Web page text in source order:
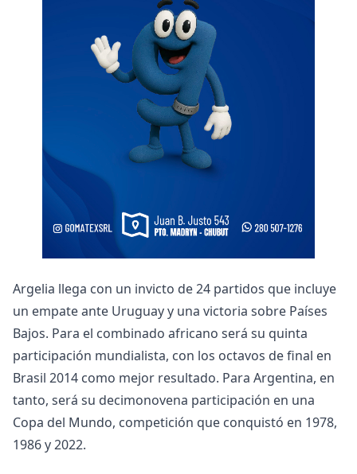
Argelia llega con un invicto de 24 partidos que incluye
un empate ante Uruguay y una victoria sobre Países
Bajos. Para el combinado africano será su quinta
participación mundialista, con los octavos de final en
Brasil 2014 como mejor resultado. Para Argentina, en
tanto, será su decimonovena participación en una
Copa del Mundo, competición que conquistó en 1978,
1986 y 2022.